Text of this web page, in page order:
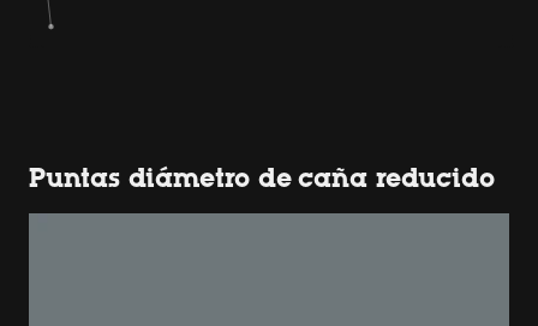
Puntas diámetro de caña reducido